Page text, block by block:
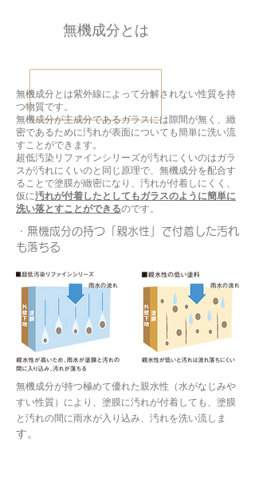
​無機成分とは
無機成分とは紫外線によって分解されない性質を持
つ物質です。
無機成分が主成分であるガラスには隙間が無く、緻
密であるために汚れが表面についても簡単に洗い流
すことができます。
超低汚染リファインシリーズが汚れにくいのはガラ
スが汚れにくいのと同じ原理で、無機成分を配合す
ることで塗膜が緻密になり、汚れが付着しにくく、
仮に汚れが付着したとしてもガラスのように簡単に
洗い落とすことができるのです。
・無機成分の持つ「親水性」で付着した汚れ
も落ちる
無機成分が持つ極めて優れた親水性（水がなじみや
すい性質）により、塗膜に汚れが付着しても、塗膜
と汚れの間に雨水が入り込み、汚れを洗い流しま
す。